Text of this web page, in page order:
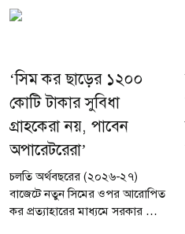
‘সিম কর ছাড়ের ১২০০
কোটি টাকার সুবিধা
গ্রাহকেরা নয়, পাবেন
অপারেটরেরা’
চলতি অর্থবছরের (২০২৬-২৭)
বাজেটে নতুন সিমের ওপর আরোপিত
কর প্রত্যাহারের মাধ্যমে সরকার প্রায়